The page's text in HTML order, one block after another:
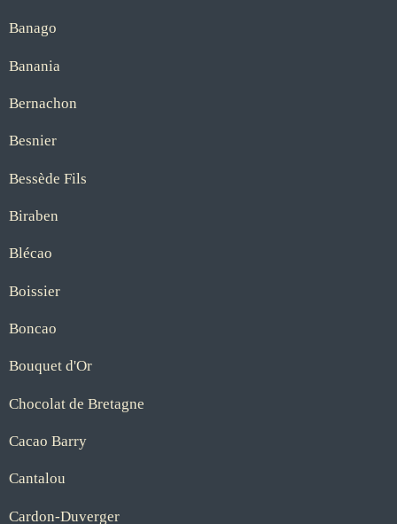
Banago
Banania
Bernachon
Besnier
Bessède Fils
Biraben
Blécao
Boissier
Boncao
Bouquet d'Or
Chocolat de Bretagne
Cacao Barry
Cantalou
Cardon-Duverger